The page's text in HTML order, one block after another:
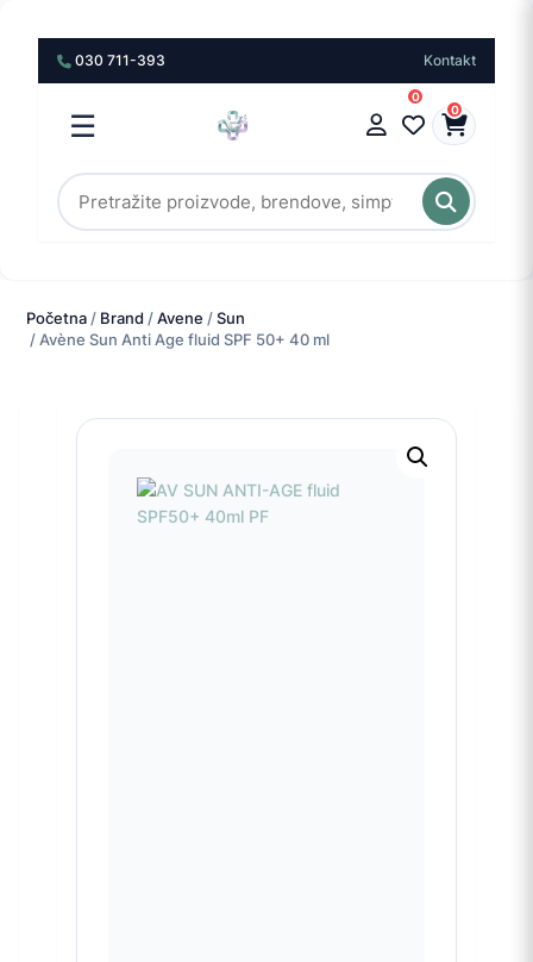
030 711-393 Kontakt
☰
0
0
Početna/ Brand / Avene / Sun
/ Avène Sun Anti Age fluid SPF 50+ 40 ml